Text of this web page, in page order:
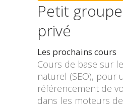
Petit
privé
Les prochains cours
Cours de base sur
naturel (SEO), pour
référencement de
dans les moteurs